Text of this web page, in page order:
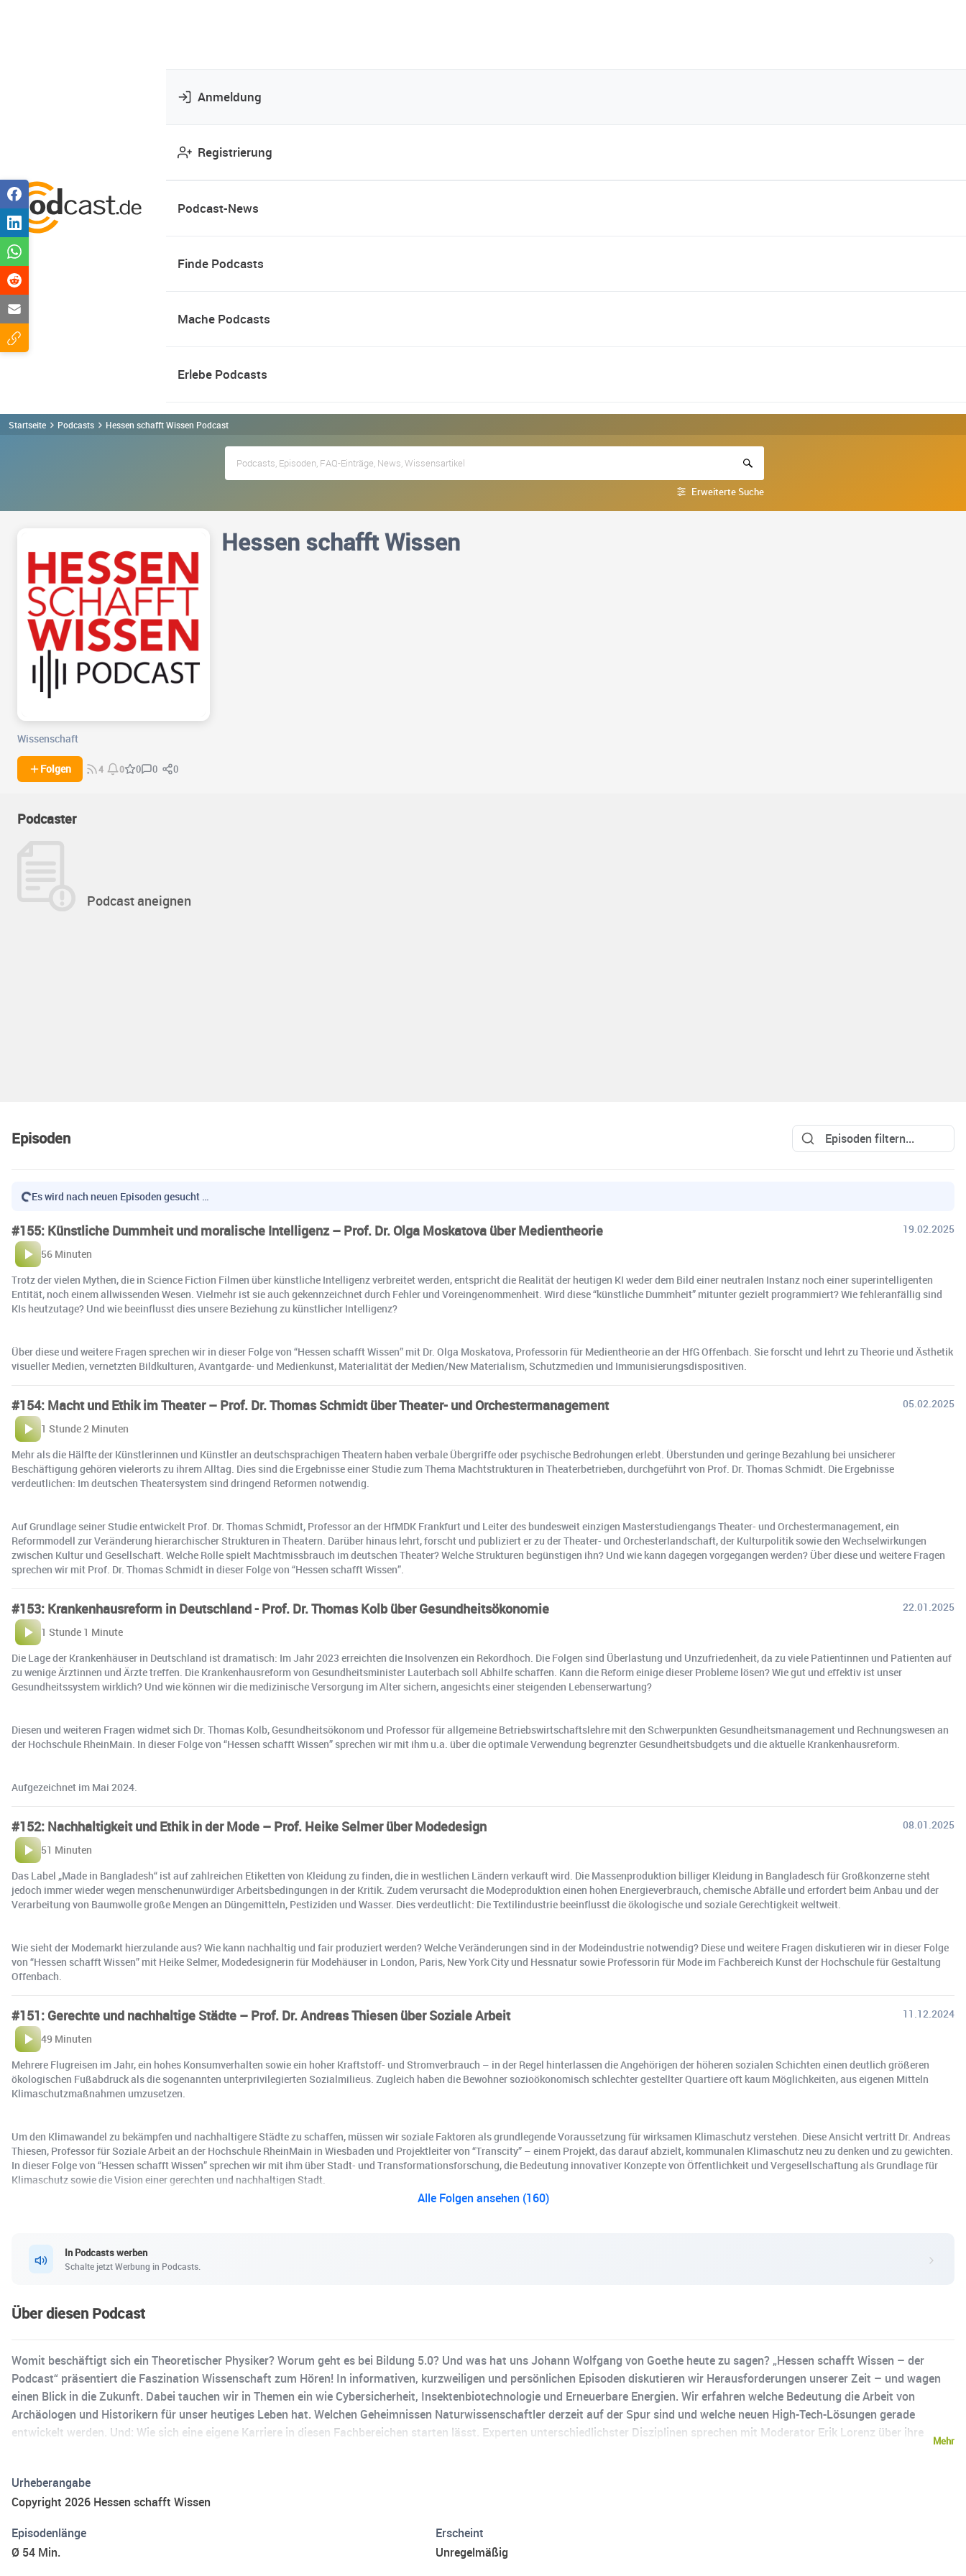
Anmeldung
Registrierung
Podcast-News
Finde Podcasts
Mache Podcasts
Erlebe Podcasts
Startseite Podcasts Hessen schafft Wissen Podcast
Erweiterte Suche
Hessen schafft Wissen
Wissenschaft
Folgen 4 0 0 0 0
Podcaster
Podcast aneignen
Episoden
Es wird nach neuen Episoden gesucht …
#155: Künstliche Dummheit und moralische Intelligenz – Prof. Dr. Olga Moskatova über Medientheorie
19.02.2025
56 Minuten
Trotz der vielen Mythen, die in Science Fiction Filmen über künstliche Intelligenz verbreitet werden, entspricht die Realität der heutigen KI weder dem Bild einer neutralen Instanz noch einer superintelligenten
Entität, noch einem allwissenden Wesen. Vielmehr ist sie auch gekennzeichnet durch Fehler und Voreingenommenheit. Wird diese “künstliche Dummheit” mitunter gezielt programmiert? Wie fehleranfällig sind
KIs heutzutage? Und wie beeinflusst dies unsere Beziehung zu künstlicher Intelligenz?
Über diese und weitere Fragen sprechen wir in dieser Folge von “Hessen schafft Wissen” mit Dr. Olga Moskatova, Professorin für Medientheorie an der HfG Offenbach. Sie forscht und lehrt zu Theorie und Ästhetik
visueller Medien, vernetzten Bildkulturen, Avantgarde- und Medienkunst, Materialität der Medien/New Materialism, Schutzmedien und Immunisierungsdispositiven.
#154: Macht und Ethik im Theater – Prof. Dr. Thomas Schmidt über Theater- und Orchestermanagement
05.02.2025
1 Stunde 2 Minuten
Mehr als die Hälfte der Künstlerinnen und Künstler an deutschsprachigen Theatern haben verbale Übergriffe oder psychische Bedrohungen erlebt. Überstunden und geringe Bezahlung bei unsicherer
Beschäftigung gehören vielerorts zu ihrem Alltag. Dies sind die Ergebnisse einer Studie zum Thema Machtstrukturen in Theaterbetrieben, durchgeführt von Prof. Dr. Thomas Schmidt. Die Ergebnisse
verdeutlichen: Im deutschen Theatersystem sind dringend Reformen notwendig.
Auf Grundlage seiner Studie entwickelt Prof. Dr. Thomas Schmidt, Professor an der HfMDK Frankfurt und Leiter des bundesweit einzigen Masterstudiengangs Theater- und Orchestermanagement, ein
Reformmodell zur Veränderung hierarchischer Strukturen in Theatern. Darüber hinaus lehrt, forscht und publiziert er zu der Theater- und Orchesterlandschaft, der Kulturpolitik sowie den Wechselwirkungen
zwischen Kultur und Gesellschaft. Welche Rolle spielt Machtmissbrauch im deutschen Theater? Welche Strukturen begünstigen ihn? Und wie kann dagegen vorgegangen werden? Über diese und weitere Fragen
sprechen wir mit Prof. Dr. Thomas Schmidt in dieser Folge von “Hessen schafft Wissen”.
#153: Krankenhausreform in Deutschland - Prof. Dr. Thomas Kolb über Gesundheitsökonomie
22.01.2025
1 Stunde 1 Minute
Die Lage der Krankenhäuser in Deutschland ist dramatisch: Im Jahr 2023 erreichten die Insolvenzen ein Rekordhoch. Die Folgen sind Überlastung und Unzufriedenheit, da zu viele Patientinnen und Patienten auf
zu wenige Ärztinnen und Ärzte treffen. Die Krankenhausreform von Gesundheitsminister Lauterbach soll Abhilfe schaffen. Kann die Reform einige dieser Probleme lösen? Wie gut und effektiv ist unser
Gesundheitssystem wirklich? Und wie können wir die medizinische Versorgung im Alter sichern, angesichts einer steigenden Lebenserwartung?
Diesen und weiteren Fragen widmet sich Dr. Thomas Kolb, Gesundheitsökonom und Professor für allgemeine Betriebswirtschaftslehre mit den Schwerpunkten Gesundheitsmanagement und Rechnungswesen an
der Hochschule RheinMain. In dieser Folge von “Hessen schafft Wissen” sprechen wir mit ihm u.a. über die optimale Verwendung begrenzter Gesundheitsbudgets und die aktuelle Krankenhausreform.
Aufgezeichnet im Mai 2024.
#152: Nachhaltigkeit und Ethik in der Mode – Prof. Heike Selmer über Modedesign
08.01.2025
51 Minuten
Das Label „Made in Bangladesh“ ist auf zahlreichen Etiketten von Kleidung zu finden, die in westlichen Ländern verkauft wird. Die Massenproduktion billiger Kleidung in Bangladesch für Großkonzerne steht
jedoch immer wieder wegen menschenunwürdiger Arbeitsbedingungen in der Kritik. Zudem verursacht die Modeproduktion einen hohen Energieverbrauch, chemische Abfälle und erfordert beim Anbau und der
Verarbeitung von Baumwolle große Mengen an Düngemitteln, Pestiziden und Wasser. Dies verdeutlicht: Die Textilindustrie beeinflusst die ökologische und soziale Gerechtigkeit weltweit.
Wie sieht der Modemarkt hierzulande aus? Wie kann nachhaltig und fair produziert werden? Welche Veränderungen sind in der Modeindustrie notwendig? Diese und weitere Fragen diskutieren wir in dieser Folge
von “Hessen schafft Wissen” mit Heike Selmer, Modedesignerin für Modehäuser in London, Paris, New York City und Hessnatur sowie Professorin für Mode im Fachbereich Kunst der Hochschule für Gestaltung
Offenbach.
#151: Gerechte und nachhaltige Städte – Prof. Dr. Andreas Thiesen über Soziale Arbeit
11.12.2024
49 Minuten
Mehrere Flugreisen im Jahr, ein hohes Konsumverhalten sowie ein hoher Kraftstoff- und Stromverbrauch – in der Regel hinterlassen die Angehörigen der höheren sozialen Schichten einen deutlich größeren
ökologischen Fußabdruck als die sogenannten unterprivilegierten Sozialmilieus. Zugleich haben die Bewohner sozioökonomisch schlechter gestellter Quartiere oft kaum Möglichkeiten, aus eigenen Mitteln
Klimaschutzmaßnahmen umzusetzen.
Um den Klimawandel zu bekämpfen und nachhaltigere Städte zu schaffen, müssen wir soziale Faktoren als grundlegende Voraussetzung für wirksamen Klimaschutz verstehen. Diese Ansicht vertritt Dr. Andreas
Thiesen, Professor für Soziale Arbeit an der Hochschule RheinMain in Wiesbaden und Projektleiter von “Transcity” – einem Projekt, das darauf abzielt, kommunalen Klimaschutz neu zu denken und zu gewichten.
In dieser Folge von “Hessen schafft Wissen” sprechen wir mit ihm über Stadt- und Transformationsforschung, die Bedeutung innovativer Konzepte von Öffentlichkeit und Vergesellschaftung als Grundlage für
Klimaschutz sowie die Vision einer gerechten und nachhaltigen Stadt.
Alle Folgen ansehen (160)
In Podcasts werben
Schalte jetzt Werbung in Podcasts.
Über diesen Podcast
Womit beschäftigt sich ein Theoretischer Physiker? Worum geht es bei Bildung 5.0? Und was hat uns Johann Wolfgang von Goethe heute zu sagen? „Hessen schafft Wissen – der
Podcast“ präsentiert die Faszination Wissenschaft zum Hören! In informativen, kurzweiligen und persönlichen Episoden diskutieren wir Herausforderungen unserer Zeit – und wagen
einen Blick in die Zukunft. Dabei tauchen wir in Themen ein wie Cybersicherheit, Insektenbiotechnologie und Erneuerbare Energien. Wir erfahren welche Bedeutung die Arbeit von
Archäologen und Historikern für unser heutiges Leben hat. Welchen Geheimnissen Naturwissenschaftler derzeit auf der Spur sind und welche neuen High-Tech-Lösungen gerade
entwickelt werden. Und: Wie sich eine eigene Karriere in diesen Fachbereichen starten lässt. Experten unterschiedlichster Disziplinen sprechen mit Moderator Erik Lorenz über ihre
Mehr
Urheberangabe
Copyright 2026 Hessen schafft Wissen
Episodenlänge
Ø 54 Min.
Erscheint
Unregelmäßig